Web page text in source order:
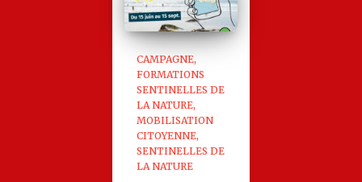
CAMPAGNE
FORMATIONS
SENTINELLES DE
LA NATURE
MOBILISATION
CITOYENNE
SENTINELLES DE
LA NATURE